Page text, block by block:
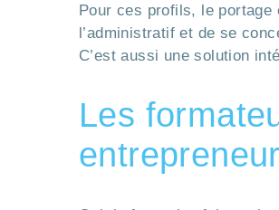
Pour ces profils, le portage
l’administratif et de se
C’est aussi une solution
Les